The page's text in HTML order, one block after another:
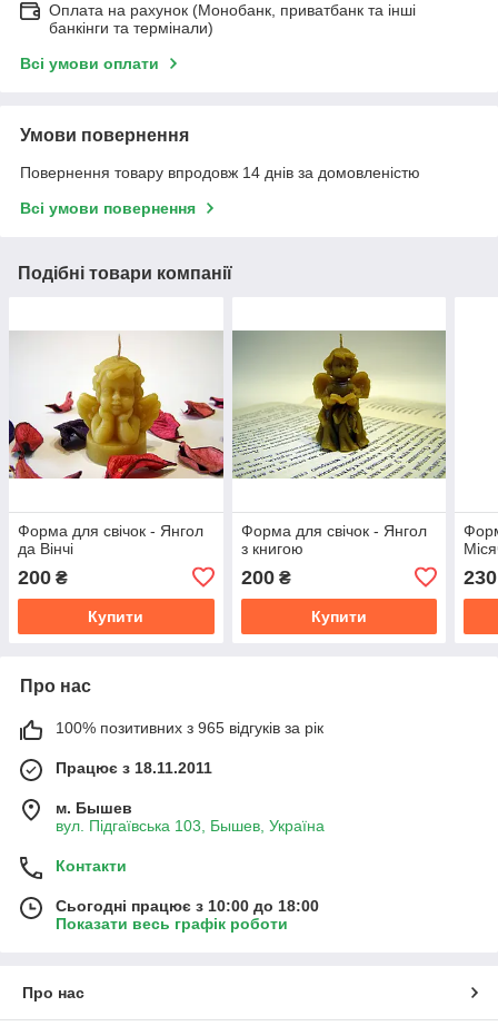
Оплата на рахунок (Монобанк, приватбанк та інші
банкінги та термінали)
Всі умови оплати
Умови повернення
Повернення товару впродовж 14 днів за домовленістю
Всі умови повернення
Подібні товари компанії
Форма для свічок - Янгол
да Вінчі
200 ₴
Купити
Форма для свічок - Янгол
з книгою
200₴
Купити
230
Про нас
100% позитивних з 965 відгуків за рік
Працює з 18.11.2011
м. Бышев
вул. Підгаївська 103, Бышев, Україна
Контакти
Сьогодні працює з 10:00 до 18:00
Показати весь графік роботи
Про нас